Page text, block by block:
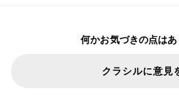
何かお気づきの点はあ
クラシルに意見